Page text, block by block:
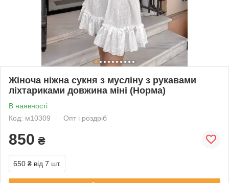
Жіноча ніжна сукня з мусліну з рукавами
ліхтариками довжина міні (Норма)
В наявності
Код: м10309
Опт і роздріб
850 ₴
650 ₴ від 7 шт.